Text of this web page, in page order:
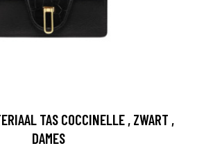
TAS COCCINELLE , ZWART ,
DAMES